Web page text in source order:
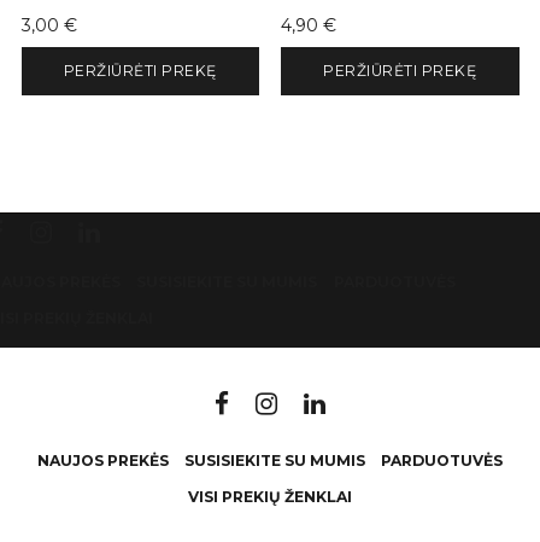
Kaina
3,00 €
PERŽIŪRĖTI PREKĘ
Kaina
4,90 €
PERŽIŪRĖTI PREKĘ
NAUJOS PREKĖS SUSISIEKITE SU MUMIS PARDUOTUVĖS
VISI PREKIŲ ŽENKLAI